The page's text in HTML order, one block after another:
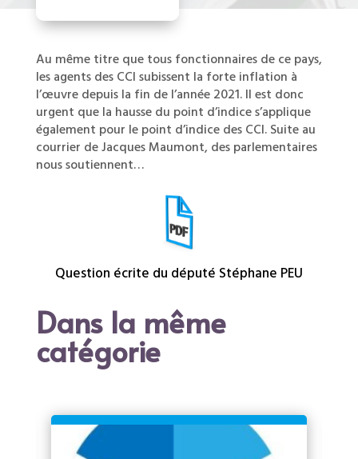
Au même titre que tous fonctionnaires de ce pays,
les agents des CCI subissent la forte inflation à
l’œuvre depuis la fin de l’année 2021. Il est donc
urgent que la hausse du point d’indice s’applique
également pour le point d’indice des CCI. Suite au
courrier de Jacques Maumont, des parlementaires
nous soutiennent…
Question écrite du député Stéphane PEU
Dans la même
catégorie